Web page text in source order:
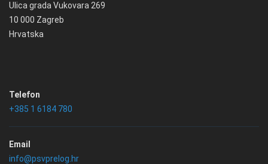
Ulica grada Vukovara 269
10 000 Zagreb
Hrvatska
Telefon
+385 1 6184 780
Email
info@psvprelog.hr